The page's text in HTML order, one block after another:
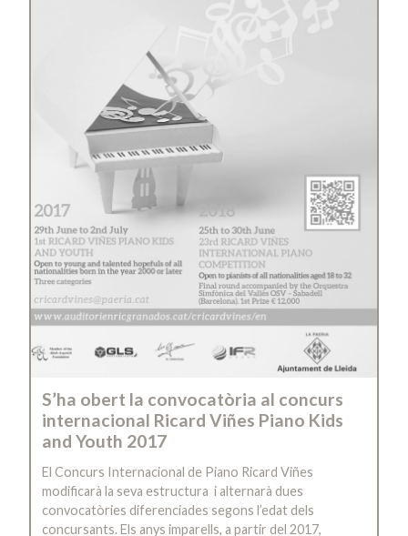
S’ha obert la convocatòria al concurs
internacional Ricard Viñes Piano Kids
and Youth 2017
El Concurs Internacional de Piano Ricard Viñes
modificarà la seva estructura i alternarà dues
convocatòries diferenciades segons l’edat dels
concursants. Els anys imparells, a partir del 2017,